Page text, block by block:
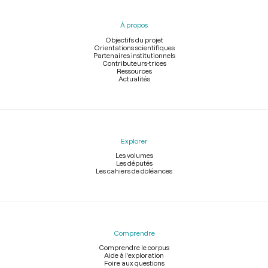
À propos
Objectifs du projet
Orientations scientifiques
Partenaires institutionnels
Contributeurs-trices
Ressources
Actualités
Explorer
Les volumes
Les députés
Les cahiers de doléances
Comprendre
Comprendre le corpus
Aide à l'exploration
Foire aux questions